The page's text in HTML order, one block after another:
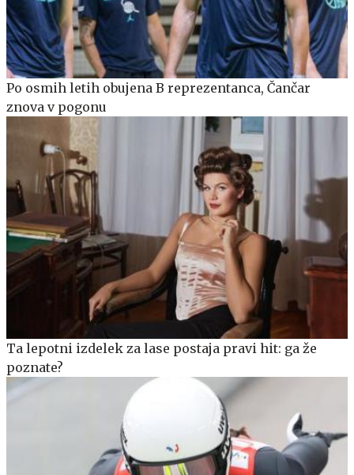
Po osmih letih obujena B reprezentanca, Čančar
znova v pogonu
Ta lepotni izdelek za lase postaja pravi hit: ga že
poznate?